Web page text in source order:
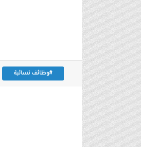
#وظائف نسائية